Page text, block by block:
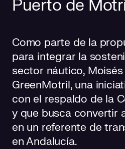
Puerto de
Como parte de la
para integrar la
sector náutico,
GreenMotril, una
con el respaldo de la
y que busca convertir
en un referente de
en Andalucía.